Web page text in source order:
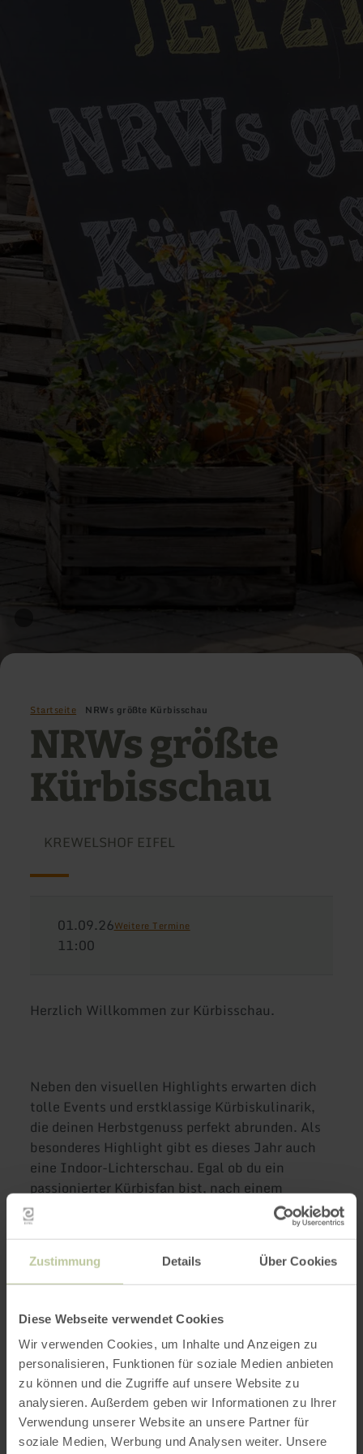
Zustimmung Details Über Cookies
Diese Webseite verwendet Cookies
Wir verwenden Cookies, um Inhalte und Anzeigen zu
personalisieren, Funktionen für soziale Medien anbieten
zu können und die Zugriffe auf unsere Website zu
analysieren. Außerdem geben wir Informationen zu Ihrer
Verwendung unserer Website an unsere Partner für
soziale Medien, Werbung und Analysen weiter. Unsere
Startseite NRWs größte Kürbisschau
NRWs größte
Kürbisschau
KREWELSHOF EIFEL
01.09.26Weitere Termine
11:00
Herzlich Willkommen zur Kürbisschau.
Neben den visuellen Highlights erwarten dich
tolle Events und erstklassige Kürbiskulinarik,
die deinen Herbstgenuss perfekt abrunden. Als
besonderes Highlight gibt es dieses Jahr auch
eine Indoor-Lichterschau. Egal ob du ein
passionierter Kürbisfan bist, nach einem
einzigartigen Ausflug in der Eifel suchst, eine
Gruppe planst, deine Instagram-Follower
begeistern möchtest oder einfach nur einen
unvergesslichen Tag mit Freunden erleben
willst – die Kürbisschau Atlantis ist dein
perfektes Herbstziel in der Nähe von
Euskirchen! Vergiss den Alltag und erlebe
magische Momente voller Kreativität und
Herbstzauber.
Wir freuen uns auf deinen Besuch.